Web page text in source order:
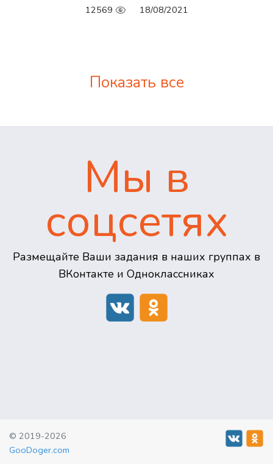
12569 18/08/2021
Показать все
Мы в
соцсетях
Размещайте Ваши задания в наших группах в
ВКонтакте и Одноклассниках
© 2019-2026
GooDoger.com